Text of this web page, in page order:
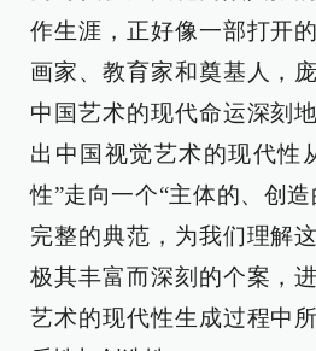
作生涯，正好像一部打开
画家、教育家和奠基人，
中国艺术的现代命运深刻
出中国视觉艺术的现代性
性”走向一个“主体的、创
完整的典范，为我们理解
极其丰富而深刻的个案，
艺术的现代性生成过程中